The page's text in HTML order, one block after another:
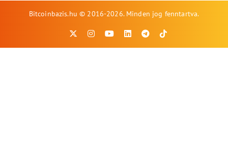
Bitcoinbazis.hu © 2016-2026. Minden jog fenntartva.